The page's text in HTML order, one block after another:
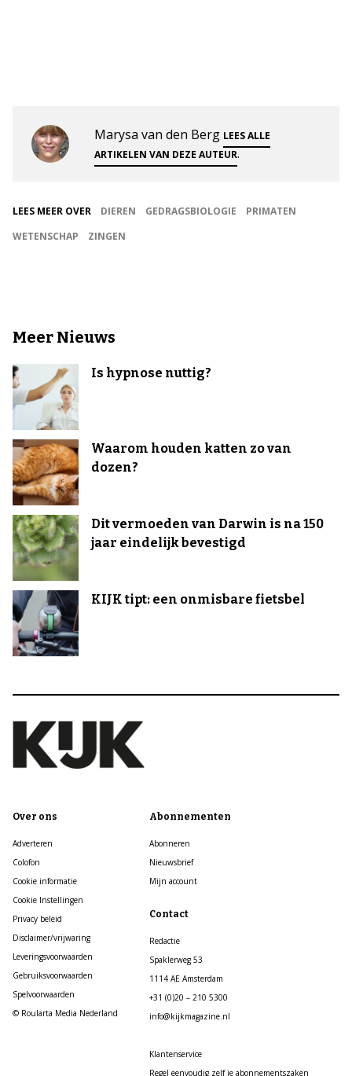
Marysa van den Berg LEES ALLE
ARTIKELEN VAN DEZE AUTEUR.
LEES MEER OVER DIEREN GEDRAGSBIOLOGIE
PRIMATEN
WETENSCHAP
ZINGEN
Meer Nieuws
Is hypnose nuttig?
Waarom houden katten zo van
dozen?
Dit vermoeden van Darwin is na 150
jaar eindelijk bevestigd
KIJK tipt: een onmisbare fietsbel
Over ons
Adverteren
Colofon
Cookie informatie
Cookie Instellingen
Privacy beleid
Disclaimer/vrijwaring
Leveringsvoorwaarden
Gebruiksvoorwaarden
Spelvoorwaarden
© Roularta Media Nederland
Abonnementen
Abonneren
Nieuwsbrief
Mijn account
Contact
Redactie
Spaklerweg 53
1114 AE Amsterdam
+31 (0)20 – 210 5300
info@kijkmagazine.nl
Klantenservice
Regel eenvoudig zelf je abonnementszaken